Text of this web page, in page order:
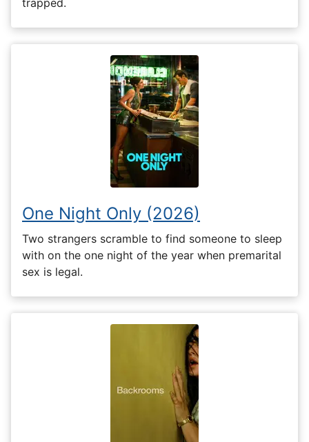
trapped.
One Night Only (2026)
Two strangers scramble to find someone to sleep
with on the one night of the year when premarital
sex is legal.